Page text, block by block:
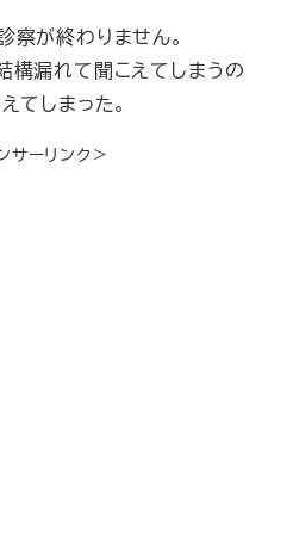
察が終わりません。
構漏れて聞こえてしまうの
てしまった。
サーリンク＞